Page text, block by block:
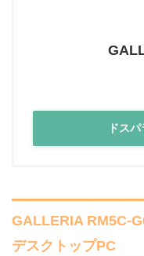
ドス
GALLERIA RM5C-
デスクトップPC